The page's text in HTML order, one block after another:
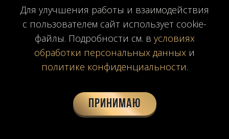
Для улучшения работы и взаимодействия
с пользователем сайт использует cookie-
файлы. Подробности см. в условиях
обработки персональных данных и
политике конфиденциальности.
Принимаю